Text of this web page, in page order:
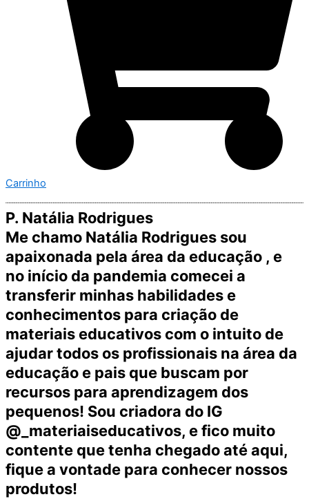
Carrinho
P. Natália Rodrigues
Me chamo Natália Rodrigues sou
apaixonada pela área da educação , e
no início da pandemia comecei a
transferir minhas habilidades e
conhecimentos para criação de
materiais educativos com o intuito de
ajudar todos os profissionais na área da
educação e pais que buscam por
recursos para aprendizagem dos
pequenos! Sou criadora do IG
@_materiaiseducativos, e fico muito
contente que tenha chegado até aqui,
fique a vontade para conhecer nossos
produtos!